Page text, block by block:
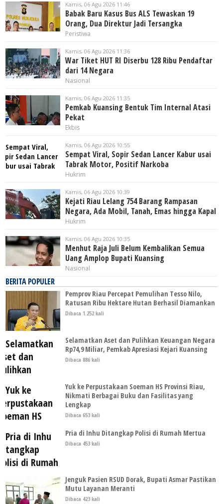
Kamis, 06 Agu 2026 11:46
Babak Baru Kasus Bus ALS Tewaskan 19
Orang, Dua Direktur Jadi Tersangka
Peristiwa
Kamis, 06 Agu 2026 11:36
War Tiket HUT RI Diserbu 128 Ribu Pendaftar
dari 14 Negara
Nasional
Kamis, 06 Agu 2026 11:35
Pemkab Kuansing Bentuk Tim Internal Atasi
Pekat
Ekbis
Kamis, 06 Agu 2026 10:55
Sempat Viral, Sopir Sedan Lancer Kabur usai
Tabrak Motor, Positif Narkoba
Hukrim
Kamis, 06 Agu 2026 10:39
Kejati Riau Lelang 754 Barang Rampasan
Negara, Ada Mobil, Tanah, Emas hingga Kapal
Hukrim
Kamis, 06 Agu 2026 10:35
Menhut Raja Juli Belum Kembalikan Semua
Uang Amplop Bupati Kuansing
Nasional
BERITA POPULER
Pemprov Riau Percepat Pemulihan Tesso Nilo,
Ratusan Ribu Hektare Hutan Berhasil Diamankan
Dibaca 1.252 kali
Selamatkan Aset dan Pulihkan Keuangan Negara
Rp74,9 Miliar, Pemkab Apresiasi Kejari Kuansing
Dibaca 886 kali
Yuk ke Perpustakaan Soeman HS Provinsi Riau,
Nikmati Berbagai Buku dan Fasilitas yang
Lengkap
Dibaca 653 kali
Pria di Inhu Ditangkap Polisi di Rumah Mertua
Dibaca 453 kali
Jenguk Pasien RSUD Dorak, Bupati Asmar Pastikan
Mutu Layanan Meranti
Dibaca 423 kali